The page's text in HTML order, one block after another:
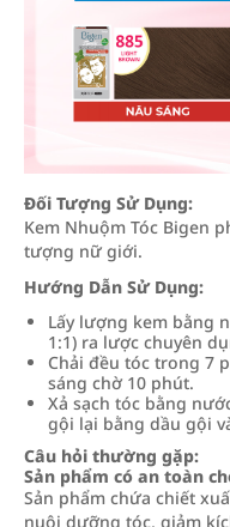
Đối Tượng Sử Dụng:
Kem Nhuộm Tóc Bigen
tượng nữ giới.
Hướng Dẫn Sử Dụng:
Lấy lượng kem bằng
1:1) ra lược chuyên
Chải đều tóc trong 7
sáng chờ 10 phút.
Xả sạch tóc bằng
gội lại bằng dầu gội
Câu hỏi thường gặp:
Sản phẩm có an toàn
Sản phẩm chứa chiết
nuôi dưỡng tóc, giảm